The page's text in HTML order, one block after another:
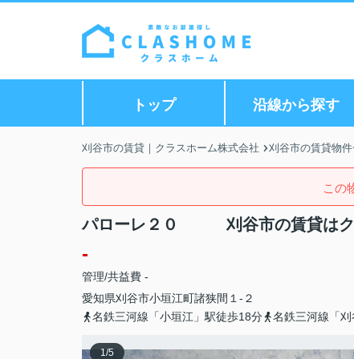
トップ 沿線から探す
刈谷市の賃貸｜クラスホーム株式会社 刈谷市の賃貸物件
この
パローレ２０ 刈谷市の賃貸はク
-
管理/共益費 -
愛知県刈谷市小垣江町諸狭間１-２
名鉄三河線「小垣江」駅徒歩18分
名鉄三河線「
1/5